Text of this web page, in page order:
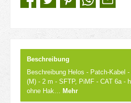
Beschreibung
Beschreibung Helos - Patch-Kabel
(M) - 2 m - SFTP, PiMF - CAT 6a -
ohne Hak… Mehr